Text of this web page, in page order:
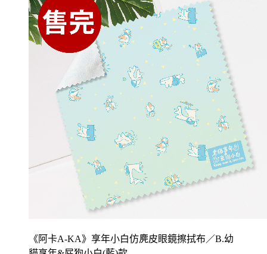
《阿卡A-KA》享年小白仿麂皮眼鏡擦拭布／B.幼